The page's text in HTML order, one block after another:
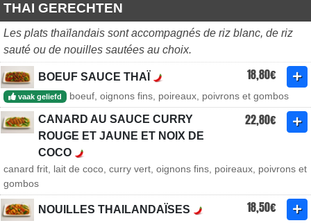
THAI GERECHTEN
Les plats thaïlandais sont accompagnés de riz blanc, de riz
sauté ou de nouilles sautées au choix.
BOEUF SAUCE THAÏ 18,80€
vaak geliefd boeuf, oignons fins, poireaux, poivrons et gombos
CANARD AU SAUCE CURRY
ROUGE ET JAUNE ET NOIX DE
COCO
22,80€
canard frit, lait de coco, curry vert, oignons fins, poireaux, poivrons et
gombos
NOUILLES THAILANDAÏSES 18,50€